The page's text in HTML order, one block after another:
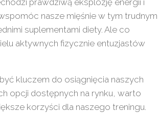
prawdziwą eksplozję energii i
nasze mięśnie w tym trudnym
suplementami diety. Ale co
aktywnych fizycznie entuzjastów
kluczem do osiągnięcia naszych
opcji dostępnych na rynku, warto
korzyści dla naszego treningu.